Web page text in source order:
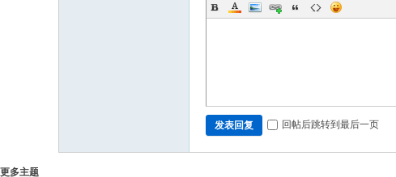
发表回复 回帖后跳转到最后一页
更多主题